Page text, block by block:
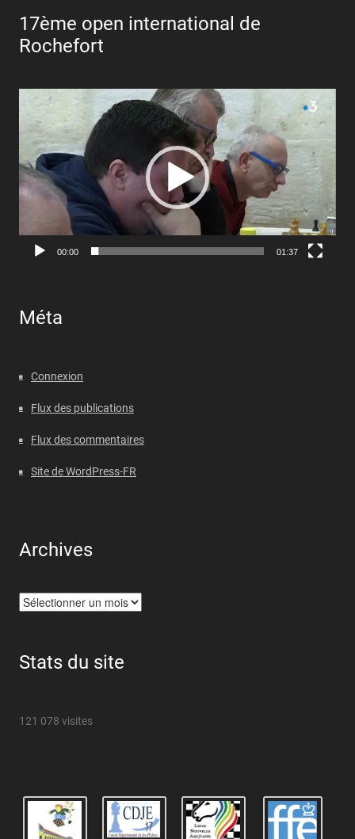
17ème open international de
Rochefort
Lecteur
vidéo
00:00 01:37
Méta
Connexion
Flux des publications
Flux des commentaires
Site de WordPress-FR
Archives
Archives
Stats du site
121 078 visites